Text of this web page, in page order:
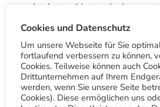
registrierter Nutzer
Zugang zu den besten
Treuepunkten uvm.
Ein € 10 Gutschein als
bekommst du automatisch
Cookies und Datenschutz
Um unsere Webseite für Sie
fortlaufend verbessern zu können,
Cookies. Teilweise können auch
Drittunternehmen auf Ihrem
werden, wenn Sie unsere Seite
Cookies). Diese ermöglichen uns